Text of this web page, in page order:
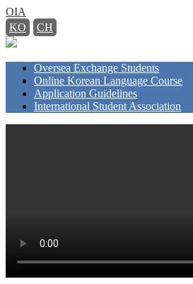
OIA
KO
CH
Oversea Exchange Students
Online Korean Language Course
Application Guidelines
International Student Association